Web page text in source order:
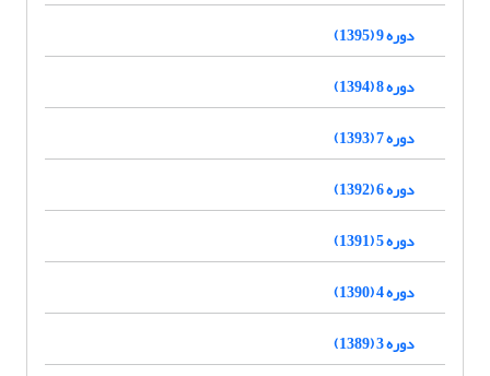
دوره 9 (1395)
دوره 8 (1394)
دوره 7 (1393)
دوره 6 (1392)
دوره 5 (1391)
دوره 4 (1390)
دوره 3 (1389)